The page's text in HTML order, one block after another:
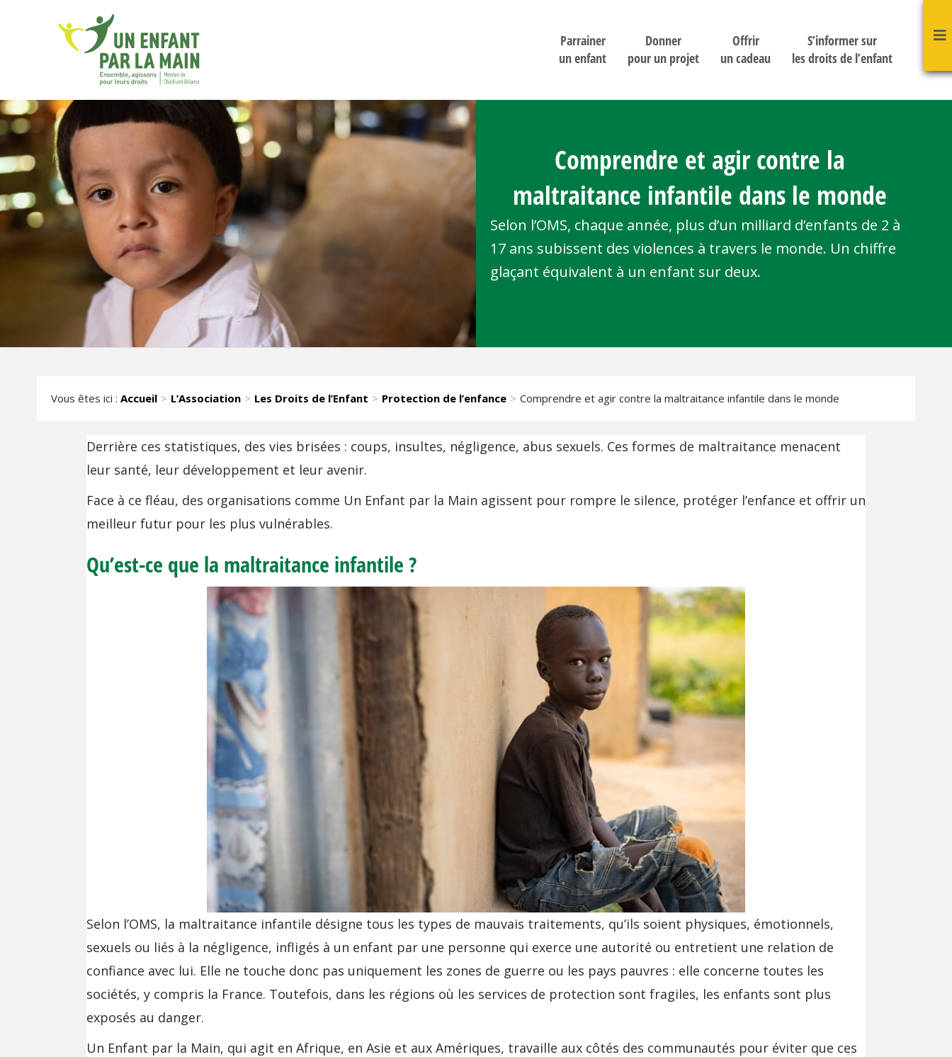
Parrainer
un enfant
Donner
pour un projet
Offrir
un cadeau
S’informer sur
les droits de l’enfant
Comprendre et agir contre la
maltraitance infantile dans le monde
Selon l’OMS, chaque année, plus d’un milliard d’enfants de 2 à
17 ans subissent des violences à travers le monde. Un chiffre
glaçant équivalent à un enfant sur deux.
Vous êtes ici :Accueil L’Association Les Droits de l’Enfant Protection de l’enfance Comprendre et agir contre la maltraitance infantile dans le monde
Derrière ces statistiques, des vies brisées : coups, insultes, négligence, abus sexuels. Ces formes de maltraitance menacent
leur santé, leur développement et leur avenir.
Face à ce fléau, des organisations comme Un Enfant par la Main agissent pour rompre le silence, protéger l’enfance et offrir un
meilleur futur pour les plus vulnérables.
Qu’est-ce que la maltraitance infantile ?
Selon l’OMS, la maltraitance infantile désigne tous les types de mauvais traitements, qu’ils soient physiques, émotionnels,
sexuels ou liés à la négligence, infligés à un enfant par une personne qui exerce une autorité ou entretient une relation de
confiance avec lui. Elle ne touche donc pas uniquement les zones de guerre ou les pays pauvres : elle concerne toutes les
sociétés, y compris la France. Toutefois, dans les régions où les services de protection sont fragiles, les enfants sont plus
exposés au danger.
Un Enfant par la Main, qui agit en Afrique, en Asie et aux Amériques, travaille aux côtés des communautés pour éviter que ces